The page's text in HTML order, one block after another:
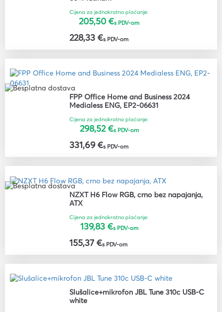
Cijena za jednokratno plaćanje:
205,50 €s PDV-om
228,33 €s PDV-om
FPP Office Home and Business 2024
Medialess ENG, EP2-06631
Cijena za jednokratno plaćanje:
298,52 €s PDV-om
331,69 €s PDV-om
NZXT H6 Flow RGB, crno bez napajanja,
ATX
Cijena za jednokratno plaćanje:
139,83 €s PDV-om
155,37 €s PDV-om
Slušalice+mikrofon JBL Tune 310c USB-C
white